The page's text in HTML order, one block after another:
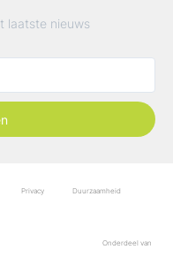
laatste nieuws
Privacy Duurzaamheid
Onderdeel van